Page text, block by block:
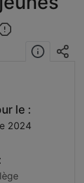
le :
2024